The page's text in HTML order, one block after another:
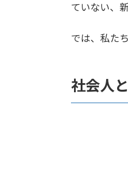
ていない、
では、私た
社会人